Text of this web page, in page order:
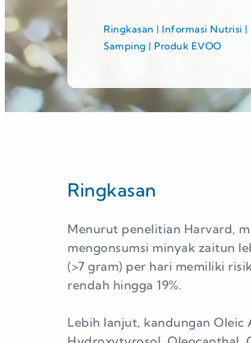
Ringkasan | Informasi Nutrisi
Samping | Produk EVOO
Ringkasan
Menurut penelitian Harvard,
mengonsumsi minyak zaitun
(>7 gram) per hari memiliki
rendah hingga 19%.
Lebih lanjut, kandungan Oleic